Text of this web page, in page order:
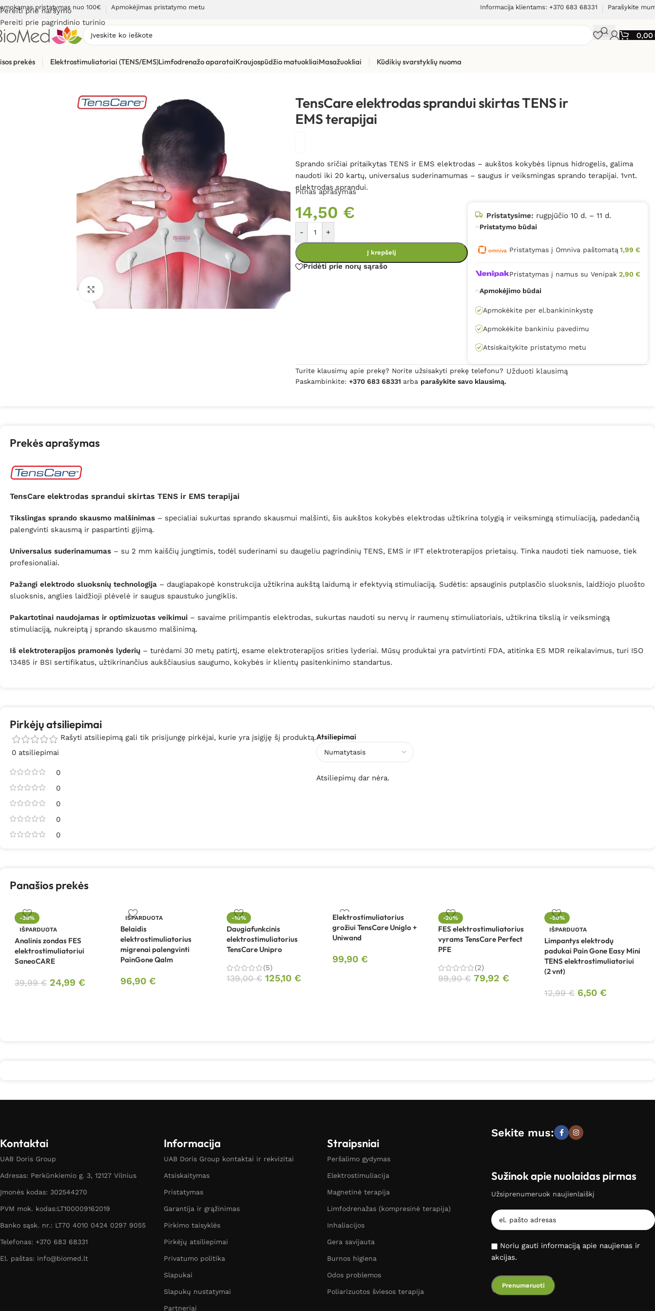
Pereiti prie naršymo
Pereiti prie pagrindinio turinio
pristatymas nuo 100€ Apmokėjimas pristatymo metu Informacija klientams: +370 683 68331 Parašykite
0,00
prekės Elektrostimuliatoriai (TENS/EMS)Limfodrenažo aparataiKraujospūdžio matuokliaiMasažuokliai Kūdikių svarstyklių nuoma
Elektrostimuliacijai (TENS / EMS) TensCare elektrodas sprandui skirtas TENS ir EMS terapijai
Spustelėkite, kad padidintumėte
TensCare elektrodas sprandui skirtas TENS ir
EMS terapijai
Sprando sričiai pritaikytas TENS ir EMS elektrodas – aukštos kokybės lipnus hidrogelis, galima
naudoti iki 20 kartų, universalus suderinamumas – saugus ir veiksmingas sprando terapijai. 1vnt.
elektrodas sprandui.
Pilnas aprašymas
14,50 €
- +
Į krepšelį
Pridėti prie norų sąrašo
Pristatysime: rugpjūčio 10 d. – 11 d.
Pristatymo būdai
Pristatymas į Omniva paštomatą 1,99 €
Pristatymas į namus su Venipak 2,90 €
Apmokėjimo būdai
Apmokėkite per el.bankininkystę
Apmokėkite bankiniu pavedimu
Atsiskaitykite pristatymo metu
Turite klausimų apie prekę? Norite užsisakyti prekę telefonu?
Paskambinkite:+370 683 68331 arba parašykite savo klausimą.
Užduoti klausimą
Prekės aprašymas
TensCare elektrodas sprandui skirtas TENS ir EMS terapijai
Tikslingas sprando skausmo malšinimas – specialiai sukurtas sprando skausmui malšinti, šis aukštos kokybės elektrodas užtikrina tolygią ir veiksmingą stimuliaciją, padedančią
palengvinti skausmą ir paspartinti gijimą.
Universalus suderinamumas – su 2 mm kaiščių jungtimis, todėl suderinami su daugeliu pagrindinių TENS, EMS ir IFT elektroterapijos prietaisų. Tinka naudoti tiek namuose, tiek
profesionaliai.
Pažangi elektrodo sluoksnių technologija – daugiapakopė konstrukcija užtikrina aukštą laidumą ir efektyvią stimuliaciją. Sudėtis: apsauginis putplasčio sluoksnis, laidžiojo pluošto
sluoksnis, anglies laidžioji plėvelė ir saugus spaustuko jungiklis.
Pakartotinai naudojamas ir optimizuotas veikimui – savaime prilimpantis elektrodas, sukurtas naudoti su nervų ir raumenų stimuliatoriais, užtikrina tikslią ir veiksmingą
stimuliaciją, nukreiptą į sprando skausmo malšinimą.
Iš elektroterapijos pramonės lyderių – turėdami 30 metų patirtį, esame elektroterapijos srities lyderiai. Mūsų produktai yra patvirtinti FDA, atitinka ES MDR reikalavimus, turi ISO
13485 ir BSI sertifikatus, užtikrinančius aukščiausius saugumo, kokybės ir klientų pasitenkinimo standartus.
Pirkėjų atsiliepimai
0 atsiliepimai
0
0
0
0
0
Atsiliepimai
Atsiliepimų dar nėra.
Rašyti atsiliepimą gali tik prisijungę pirkėjai, kurie yra įsigiję šį produktą.
Panašios prekės
-38%
IŠPARDUOTA
Analinis zondas FES
elektrostimuliatoriui
SaneoCARE
39,99€ 24,99 €
IŠPARDUOTA
Belaidis
elektrostimuliatorius
migrenai palengvinti
PainGone Qalm
96,90€
-10%
Daugiafunkcinis
elektrostimuliatorius
TensCare Unipro
(5)
139,00€ 125,10 €
Elektrostimuliatorius
grožiui TensCare Uniglo +
Uniwand
99,90 €
-20%
FES elektrostimuliatorius
vyrams TensCare Perfect
PFE
(2)
99,90€ 79,92€
-50%
IŠPARDUOTA
Limpantys elektrodų
padukai Pain Gone Easy Mini
TENS elektrostimuliatoriui
(2 vnt)
12,99€ 6,50 €
Kontaktai
UAB Doris Group
Adresas: Perkūnkiemio g. 3, 12127 Vilnius
Įmonės kodas: 302544270
PVM mok. kodas:LT100009162019
Banko sąsk. nr.: LT70 4010 0424 0297 9055
Telefonas: +370 683 68331
El. paštas: info@biomed.lt
Informacija
UAB Doris Group kontaktai ir rekvizitai
Atsiskaitymas
Pristatymas
Garantija ir grąžinimas
Pirkimo taisyklės
Pirkėjų atsiliepimai
Privatumo politika
Slapukai
Slapukų nustatymai
Partneriai
Straipsniai
Peršalimo gydymas
Elektrostimuliacija
Magnetinė terapija
Limfodrenažas (kompresinė terapija)
Inhaliacijos
Gera savijauta
Burnos higiena
Odos problemos
Poliarizuotos šviesos terapija
Sekite mus:
Sužinok apie nuolaidas pirmas
Užsiprenumeruok naujienlaiškį
Noriu gauti informaciją apie naujienas ir
akcijas.